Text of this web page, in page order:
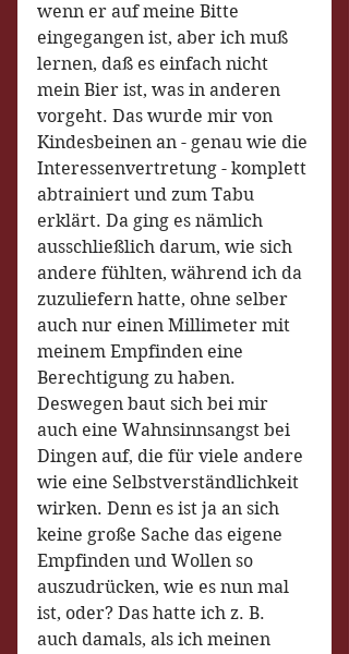
wenn er auf meine Bitte
eingegangen ist, aber ich muß
lernen, daß es einfach nicht
mein Bier ist, was in anderen
vorgeht. Das wurde mir von
Kindesbeinen an - genau wie die
Interessenvertretung - komplett
abtrainiert und zum Tabu
erklärt. Da ging es nämlich
ausschließlich darum, wie sich
andere fühlten, während ich da
zuzuliefern hatte, ohne selber
auch nur einen Millimeter mit
meinem Empfinden eine
Berechtigung zu haben.
Deswegen baut sich bei mir
auch eine Wahnsinnsangst bei
Dingen auf, die für viele andere
wie eine Selbstverständlichkeit
wirken. Denn es ist ja an sich
keine große Sache das eigene
Empfinden und Wollen so
auszudrücken, wie es nun mal
ist, oder? Das hatte ich z. B.
auch damals, als ich meinen